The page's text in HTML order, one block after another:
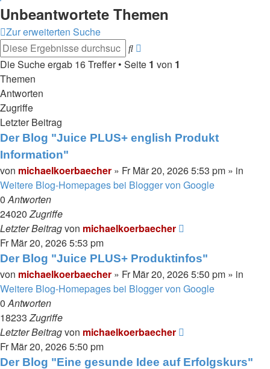
Unbeantwortete Themen
Zur erweiterten Suche
Suche
Suche
Die Suche ergab 16 Treffer • Seite 1 von 1
Themen
Antworten
Zugriffe
Letzter Beitrag
Der Blog "Juice PLUS+ english Produkt
Information"
von michaelkoerbaecher » Fr Mär 20, 2026 5:53 pm » in
Weitere Blog-Homepages bei Blogger von Google
0Antworten
24020Zugriffe
Letzter Beitragvon michaelkoerbaecher
Fr Mär 20, 2026 5:53 pm
Der Blog "Juice PLUS+ Produktinfos"
von michaelkoerbaecher » Fr Mär 20, 2026 5:50 pm » in
Weitere Blog-Homepages bei Blogger von Google
0Antworten
18233Zugriffe
Letzter Beitragvon michaelkoerbaecher
Fr Mär 20, 2026 5:50 pm
Der Blog "Eine gesunde Idee auf Erfolgskurs"